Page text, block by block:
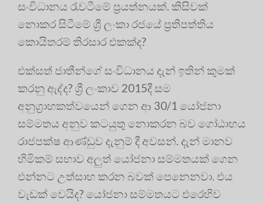
සංවිධානය රැවටීමේ ප්‍රයත්නයක්. කිසිවක්
නොකර සිටීමේ ශ්‍රී ලංකා රජයේ ප්‍රතිපත්තිය
කොයිතරම් තිරසාර එකක්ද?
එක්සත් ජාතීන්ගේ සංවිධානය දැන් ඉතින් කුමක්
කරනු ඇද්ද? ශ්‍රී ලංකාව 2015දී සම
අනුග්‍රාහකත්වයෙන් ගෙන ආ 30/1 යෝජනා
සම්මතය අනුව කටයුතු නොකරන බව ගෝඨාභය
රාජපක්ෂ ආණ්ඩුව දැනුම් දී අවසන්. දැන් මානව
හිමිකම් සභාව අලුත් යෝජනා සම්මතයක් ගෙන
එන්නට උත්සාහ කරන බවක් පෙනෙනවා. එය
වැඩක් වෙයිද? යෝජනා සම්මතයට එරෙහිව